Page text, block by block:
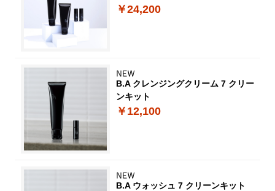
￥24,200
B.A クレンジングクリーム 7 クリー
ンキット
￥12,100
B.A ウォッシュ 7 クリーンキット